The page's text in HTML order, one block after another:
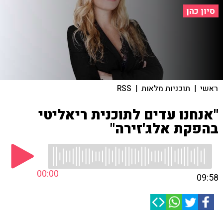
סיון כהן
ראשי | תוכניות מלאות |
RSS
"אנחנו עדים לתוכנית ריאליטי
בהפקת אלג'זירה"
00:00 09:58